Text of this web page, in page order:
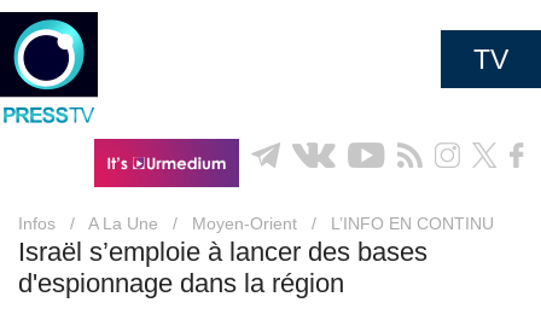
TV
Infos / A La Une / Moyen-Orient / L’INFO EN CONTINU
Israël s’emploie à lancer des bases
d'espionnage dans la région